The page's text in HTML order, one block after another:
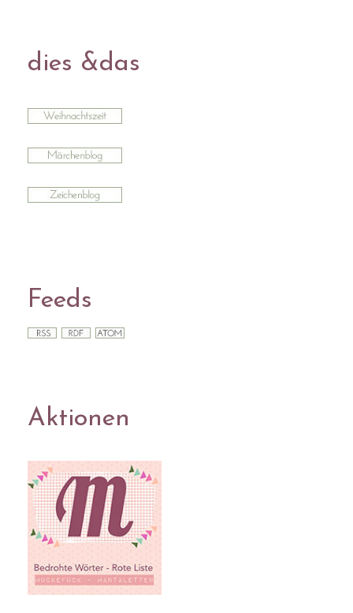
dies &das
Feeds
Aktionen